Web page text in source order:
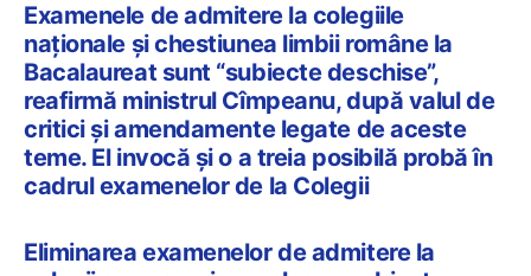
Examenele de admitere la colegiile
naționale și chestiunea limbii române la
Bacalaureat sunt “subiecte deschise”,
reafirmă ministrul Cîmpeanu, după valul de
critici și amendamente legate de aceste
teme. El invocă și o a treia posibilă probă în
cadrul examenelor de la Colegii
Eliminarea examenelor de admitere la